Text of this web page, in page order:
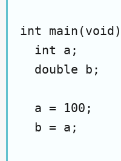
int
  int a;
  double b;
  a = 100;
  b = a;